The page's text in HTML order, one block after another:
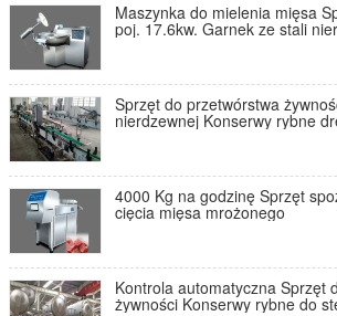
Maszynka do mielenia mięsa
poj. 17.6kw. Garnek ze stali
Sprzęt do przetwórstwa
nierdzewnej Konserwy rybne
4000 Kg na godzinę Sprzęt
cięcia mięsa mrożonego
Kontrola automatyczna Sprzęt
żywności Konserwy rybne do